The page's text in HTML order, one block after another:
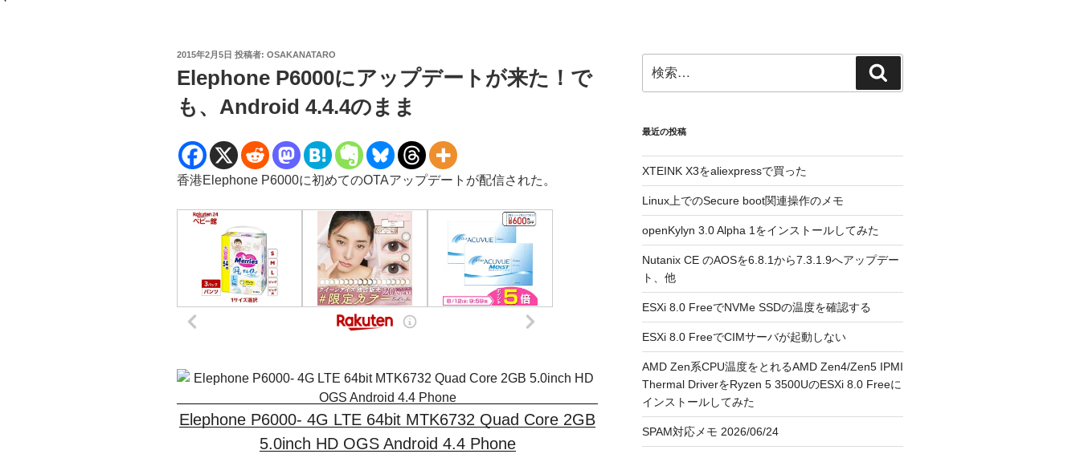
投
日:
2015年2月5日 投稿者: OSAKANATARO
Elephone P6000にアップデートが来た！で
も、Android 4.4.4のまま
香港Elephone P6000に初めてのOTAアップデートが配信された。
Elephone P6000- 4G LTE 64bit MTK6732 Quad Core 2GB
5.0inch HD OGS Android 4.4 Phone
索:
索
最近の投稿
XTEINK X3をaliexpressで買った
Linux上でのSecure boot関連操作のメモ
openKylyn 3.0 Alpha 1をインストールしてみた
Nutanix CE のAOSを6.8.1から7.3.1.9へアップデー
ト、他
ESXi 8.0 FreeでNVMe SSDの温度を確認する
ESXi 8.0 FreeでCIMサーバが起動しない
AMD Zen系CPU温度をとれるAMD Zen4/Zen5 IPMI
Thermal DriverをRyzen 5 3500UのESXi 8.0 Freeに
インストールしてみた
SPAM対応メモ 2026/06/24